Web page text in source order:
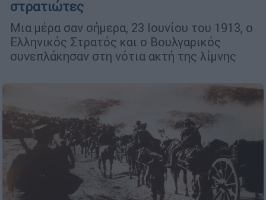
στρατιώτες
Μια μέρα σαν σήμερα, 23 Ιουνίου του 1913, ο
Ελληνικός Στρατός και ο Βουλγαρικός
συνεπλάκησαν στη νότια ακτή της λίμνης